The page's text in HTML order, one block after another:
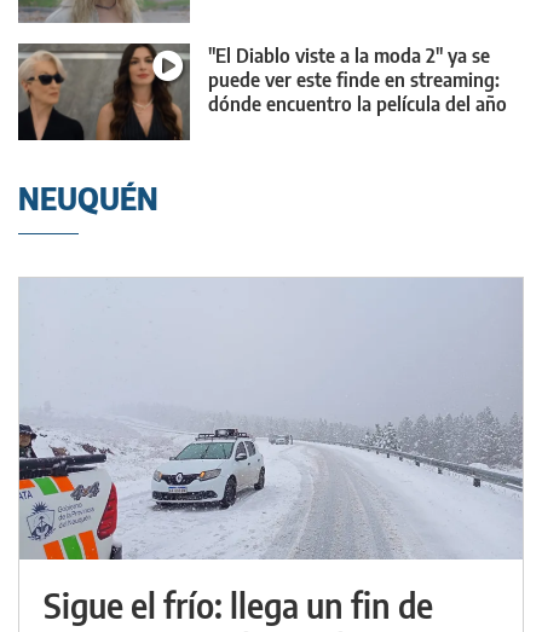
"El Diablo viste a la moda 2" ya se
puede ver este finde en streaming:
dónde encuentro la película del año
NEUQUÉN
Sigue el frío: llega un fin de